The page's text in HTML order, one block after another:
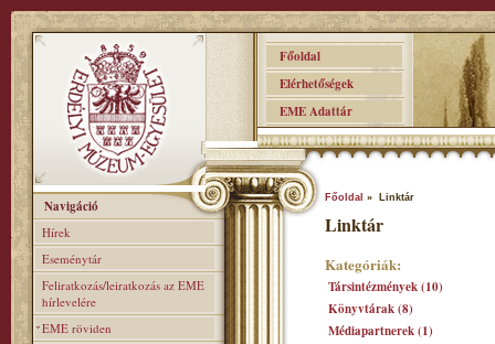
Főoldal
Elérhetőségek
EME Adattár
Navigáció
Hírek
Eseménytár
Feliratkozás/leiratkozás az EME
hírlevelére
EME röviden
Főoldal » Linktár
Linktár
Kategóriák:
Társintézmények (10)
Könyvtárak (8)
Médiapartnerek (1)